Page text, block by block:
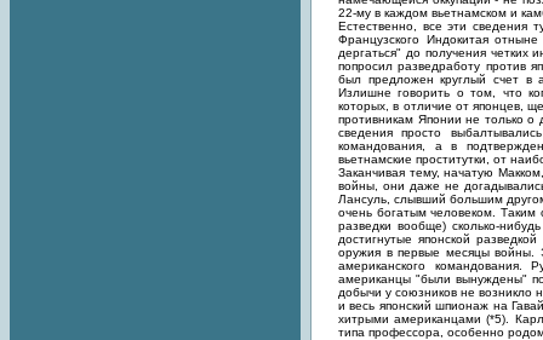
22-му в каждом вьетнамском и
Естественно, все эти
Французского Индокитая
дергаться" до получения четких
попросил разведработу против
был предложен круглый счет в
Излишне говорить о том, что
которых, в отличие от японцев,
противникам Японии не только
сведения просто
командования, а в
вьетнамские проститутки, от
Заканчивая тему, начатую
войны, они даже не
Лансуль, слывший большим
очень богатым человеком. Таким
разведки вообще) сколько-
достигнутые японской
оружия в первые месяцы войны.
американского командования.
американцы "были вынуждены"
добычи у союзников не возникло
и весь японский шпионаж на
хитрыми американцами (*5).
типа профессора, особенно